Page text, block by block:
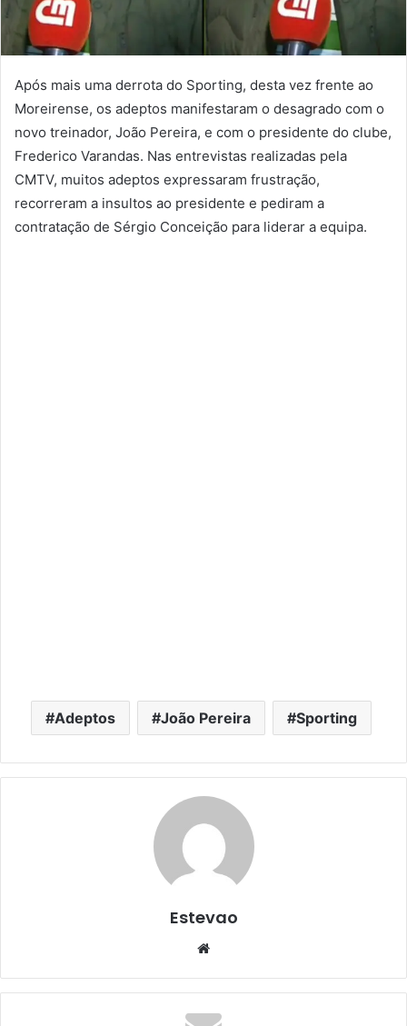
Após mais uma derrota do Sporting, desta vez frente ao
Moreirense, os adeptos manifestaram o desagrado com o
novo treinador, João Pereira, e com o presidente do clube,
Frederico Varandas. Nas entrevistas realizadas pela
CMTV, muitos adeptos expressaram frustração,
recorreram a insultos ao presidente e pediram a
contratação de Sérgio Conceição para liderar a equipa.
Adeptos João Pereira Sporting
Estevao
Website